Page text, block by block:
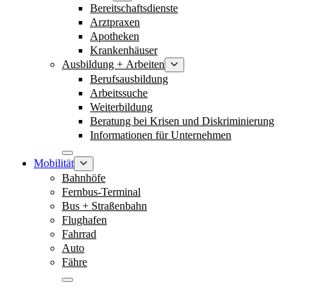
Bereitschaftsdienste
Arztpraxen
Apotheken
Krankenhäuser
Ausbildung + Arbeiten
Berufsausbildung
Arbeitssuche
Weiterbildung
Beratung bei Krisen und Diskriminierung
Informationen für Unternehmen
Mobilität
Bahnhöfe
Fernbus-Terminal
Bus + Straßenbahn
Flughafen
Fahrrad
Auto
Fähre